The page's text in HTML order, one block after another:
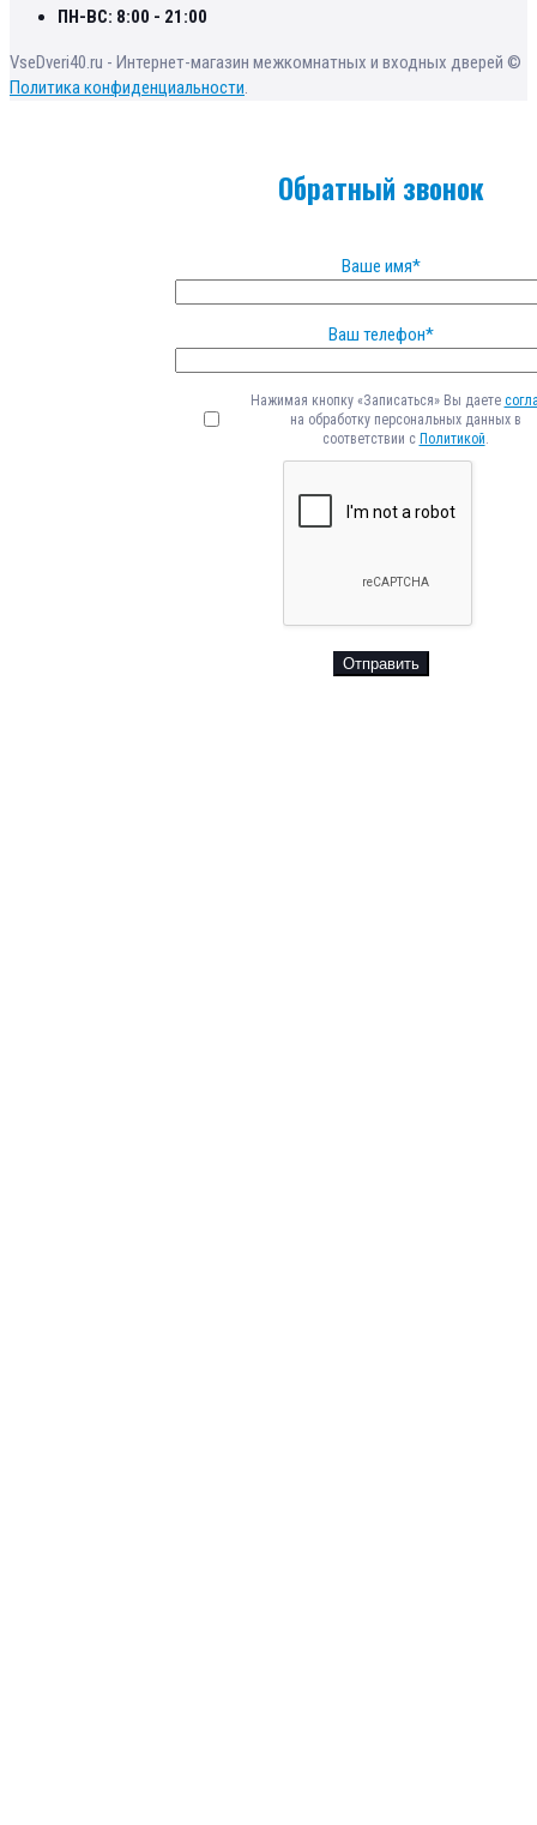
ПН-ВС: 8:00 - 21:00
VseDveri40.ru - Интернет-магазин межкомнатных и входных дверей ©
Политика конфиденциальности.
Обратный звонок
Ваше имя*
Ваш телефон*
Нажимая кнопку «Записаться» Вы даете
на обработку персональных данных в
соответствии с Политикой.